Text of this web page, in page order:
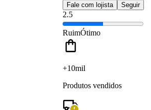
Fale com lojista Seguir
2.5
RuimÓtimo
+10mil
Produtos vendidos